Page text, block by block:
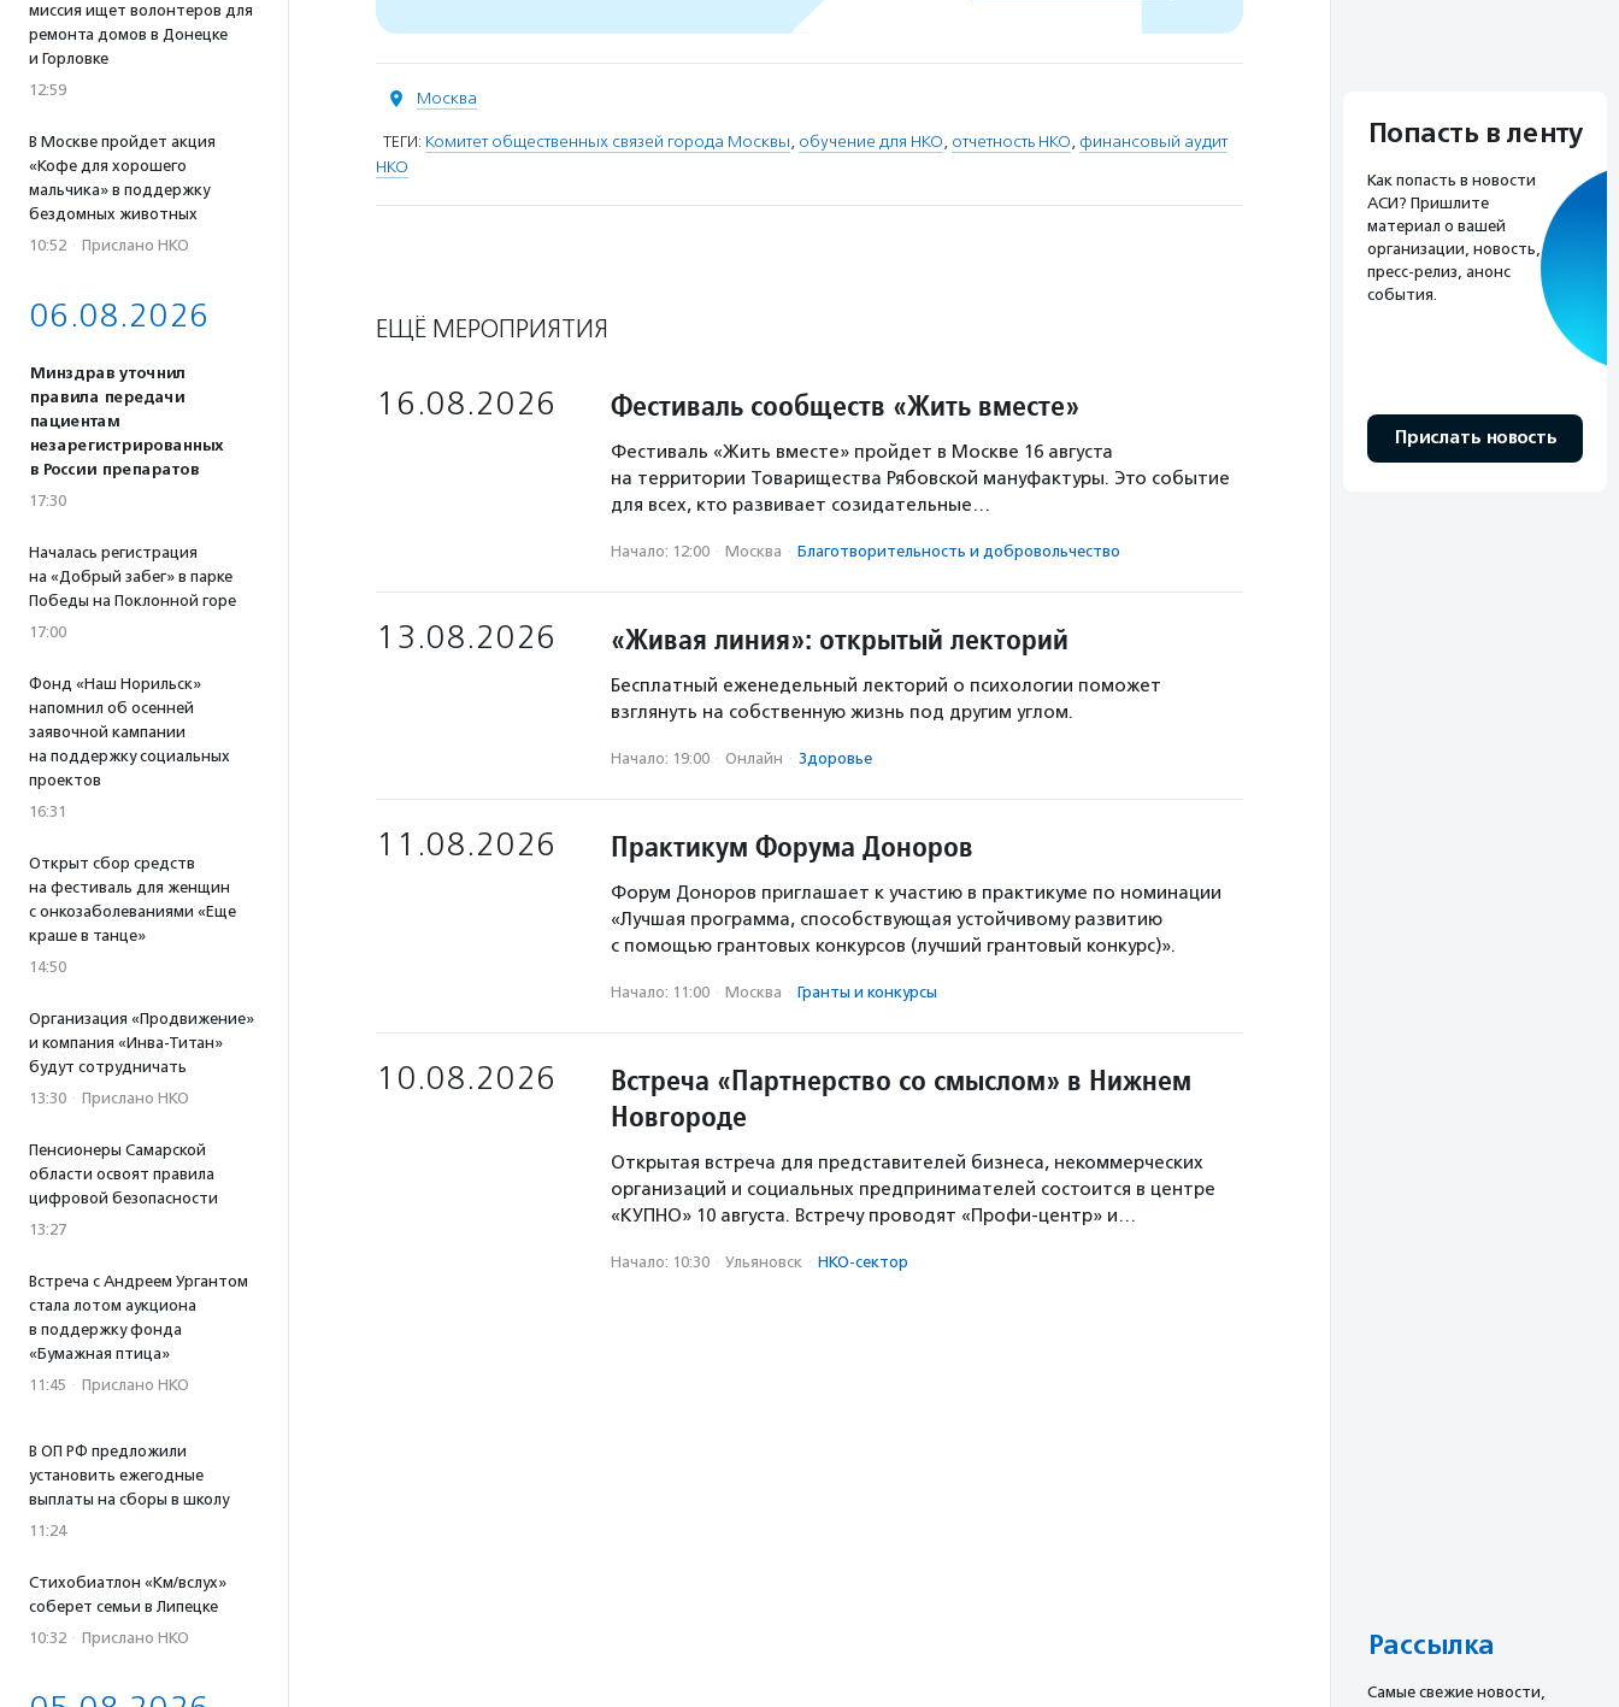
миссия ищет волонтеров для
ремонта домов в Донецке
и Горловке
12:59
В Москве пройдет акция
«Кофе для хорошего
мальчика» в поддержку
бездомных животных
10:52 · Прислано НКО
06.08.2026
Минздрав уточнил
правила передачи
пациентам
незарегистрированных
в России препаратов
17:30
Началась регистрация
на «Добрый забег» в парке
Победы на Поклонной горе
17:00
Фонд «Наш Норильск»
напомнил об осенней
заявочной кампании
на поддержку социальных
проектов
16:31
Открыт сбор средств
на фестиваль для женщин
с онкозаболеваниями «Еще
краше в танце»
14:50
Организация «Продвижение»
и компания «Инва-Титан»
будут сотрудничать
13:30 · Прислано НКО
Пенсионеры Самарской
области освоят правила
цифровой безопасности
13:27
Встреча с Андреем Ургантом
стала лотом аукциона
в поддержку фонда
«Бумажная птица»
11:45 · Прислано НКО
В ОП РФ предложили
установить ежегодные
выплаты на сборы в школу
11:24
Стихобиатлон «Км/вслух»
соберет семьи в Липецке
10:32 · Прислано НКО
Москва
ТЕГИ: Комитет общественных связей города Москвы, обучение для НКО, отчетность НКО, финансовый аудит
НКО
ЕЩЁ МЕРОПРИЯТИЯ
16.08.2026 Фестиваль сообществ «Жить вместе»
Фестиваль «Жить вместе» пройдет в Москве 16 августа
на территории Товарищества Рябовской мануфактуры. Это событие
для всех, кто развивает созидательные…
Начало: 12:00 · Москва · Благотвори­тель­ность и доброволь­чест­во
13.08.2026 «Живая линия»: открытый лекторий
Бесплатный еженедельный лекторий о психологии поможет
взглянуть на собственную жизнь под другим углом.
Начало: 19:00 · Онлайн · Здоровье
11.08.2026 Практикум Форума Доноров
Форум Доноров приглашает к участию в практикуме по номинации
«Лучшая программа, способствующая устойчивому развитию
с помощью грантовых конкурсов (лучший грантовый конкурс)».
Начало: 11:00 · Москва · Гранты и конкурсы
10.08.2026
Встреча «Партнерство со смыслом» в Нижнем
Новгороде
Открытая встреча для представителей бизнеса, некоммерческих
организаций и социальных предпринимателей состоится в центре
«КУПНО» 10 августа. Встречу проводят «Профи-центр» и…
Начало: 10:30 · Ульяновск · НКО-сектор
Попасть в ленту
Как попасть в новости
АСИ? Пришлите
материал о вашей
организации, новость,
пресс-релиз, анонс
события.
Прислать новость
Рассылка
Cамые свежие новости,